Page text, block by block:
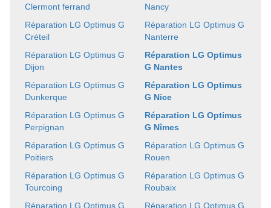
Clermont ferrand
Réparation LG Optimus G
Créteil
Réparation LG Optimus G
Dijon
Réparation LG Optimus G
Dunkerque
Réparation LG Optimus G
Perpignan
Réparation LG Optimus G
Poitiers
Réparation LG Optimus G
Tourcoing
Réparation LG Optimus G
Nancy
Réparation LG Optimus G
Nanterre
Réparation LG Optimus
G Nantes
Réparation LG Optimus
G Nice
Réparation LG Optimus
G Nîmes
Réparation LG Optimus G
Rouen
Réparation LG Optimus G
Roubaix
Réparation LG Optimus G